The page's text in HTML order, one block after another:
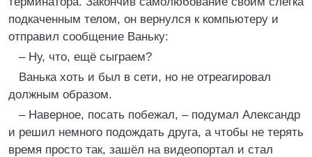
подкаченным телом, он вернулся к компьютеру и
отправил сообщение Ваньку:
– Ну, что, ещё сыграем?
Ванька хоть и был в сети, но не отреагировал
должным образом.
– Наверное, посать побежал, – подумал Александр
и решил немного подождать друга, а чтобы не терять
время просто так, зашёл на видеопортал и стал